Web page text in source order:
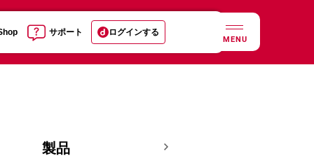
サポート ログインする
MENU
製品